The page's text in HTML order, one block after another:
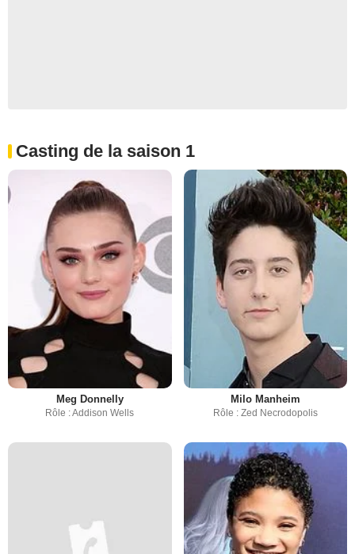
Casting de la saison 1
Meg Donnelly
Rôle : Addison Wells
Milo Manheim
Rôle : Zed Necrodopolis